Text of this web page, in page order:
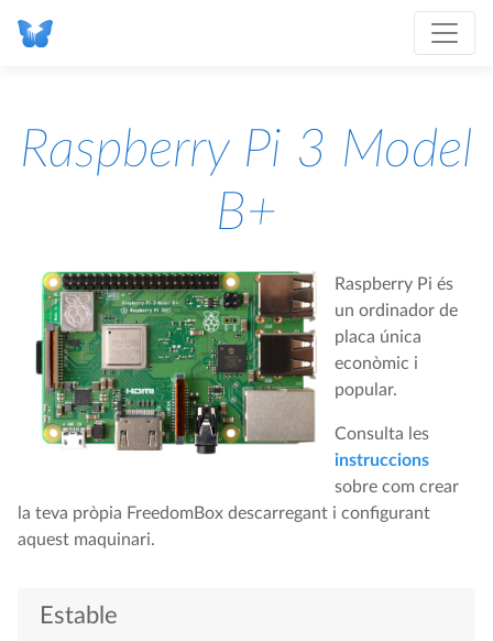
Raspberry Pi 3 Model
B+
Raspberry Pi és
un ordinador de
placa única
econòmic i
popular.
Consulta les
instruccions
sobre com crear
la teva pròpia FreedomBox descarregant i configurant
aquest maquinari.
Estable